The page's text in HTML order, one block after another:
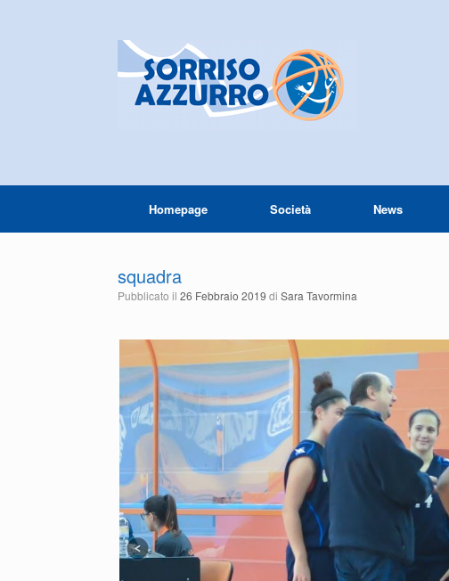
Homepage Società News
squadra
Pubblicato il 26 Febbraio 2019 di Sara Tavormina